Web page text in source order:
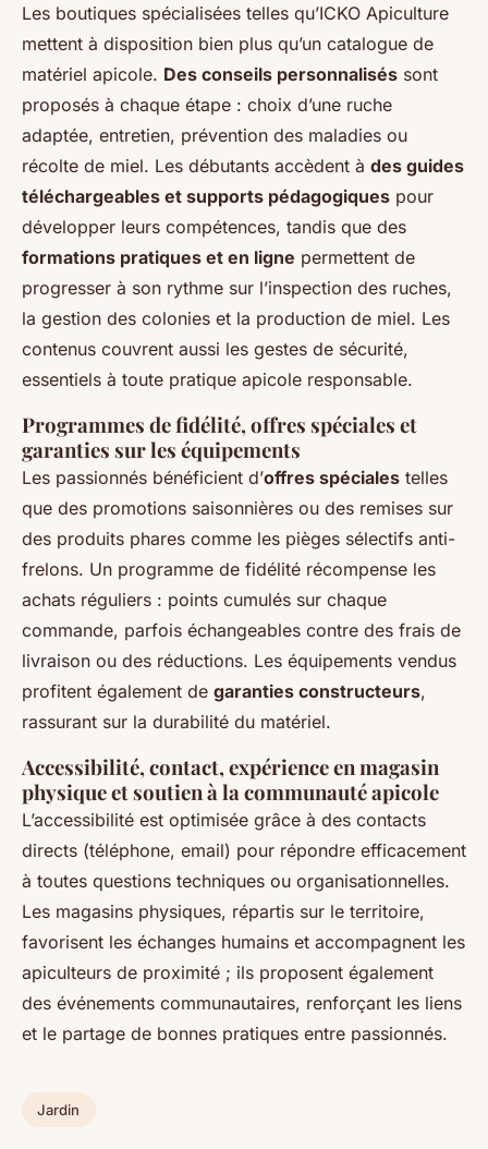
Les boutiques spécialisées telles qu’ICKO Apiculture
mettent à disposition bien plus qu’un catalogue de
matériel apicole. Des conseils personnalisés sont
proposés à chaque étape : choix d’une ruche
adaptée, entretien, prévention des maladies ou
récolte de miel. Les débutants accèdent à des guides
téléchargeables et supports pédagogiques pour
développer leurs compétences, tandis que des
formations pratiques et en ligne permettent de
progresser à son rythme sur l’inspection des ruches,
la gestion des colonies et la production de miel. Les
contenus couvrent aussi les gestes de sécurité,
essentiels à toute pratique apicole responsable.
Programmes de fidélité, offres spéciales et
garanties sur les équipements
Les passionnés bénéficient d’offres spéciales telles
que des promotions saisonnières ou des remises sur
des produits phares comme les pièges sélectifs anti-
frelons. Un programme de fidélité récompense les
achats réguliers : points cumulés sur chaque
commande, parfois échangeables contre des frais de
livraison ou des réductions. Les équipements vendus
profitent également de garanties constructeurs,
rassurant sur la durabilité du matériel.
Accessibilité, contact, expérience en magasin
physique et soutien à la communauté apicole
L’accessibilité est optimisée grâce à des contacts
directs (téléphone, email) pour répondre efficacement
à toutes questions techniques ou organisationnelles.
Les magasins physiques, répartis sur le territoire,
favorisent les échanges humains et accompagnent les
apiculteurs de proximité ; ils proposent également
des événements communautaires, renforçant les liens
et le partage de bonnes pratiques entre passionnés.
Jardin